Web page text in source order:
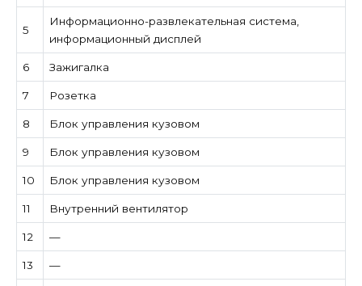
5
Информационно-развлекательная система,
информационный дисплей
6 Зажигалка
7 Розетка
8 Блок управления кузовом
9 Блок управления кузовом
10 Блок управления кузовом
11 Внутренний вентилятор
12 —
13 —